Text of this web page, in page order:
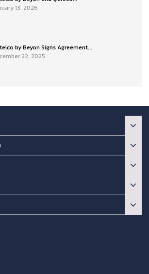
13, 2026
by Beyon Signs Agreement...
22, 2025